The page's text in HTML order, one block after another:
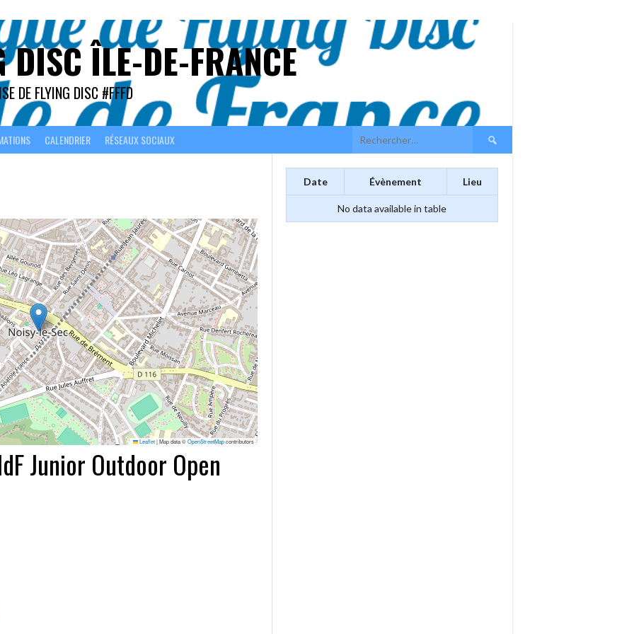
DISC ÎLE-DE-FRANCE
DE FLYING DISC #FFFD
CALENDRIER RÉSEAUX SOCIAUX Rechercher :
Leaflet|Map data ©OpenStreetMapcontributors
Junior Outdoor Open
Date Évènement Lieu
No data available in table